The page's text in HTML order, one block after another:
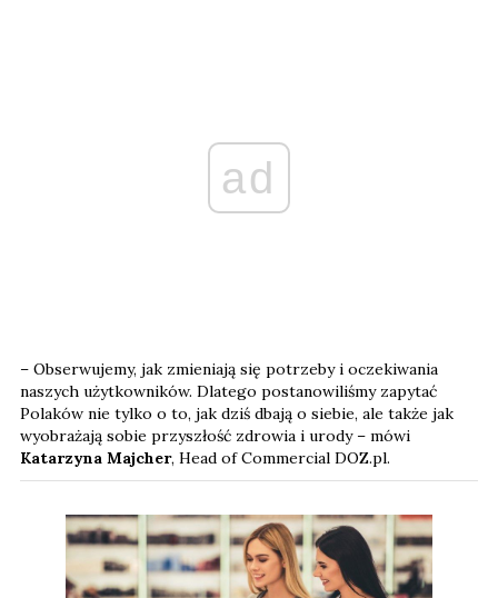
ad
– Obserwujemy, jak zmieniają się potrzeby i oczekiwania
naszych użytkowników. Dlatego postanowiliśmy zapytać
Polaków nie tylko o to, jak dziś dbają o siebie, ale także jak
wyobrażają sobie przyszłość zdrowia i urody – mówi
Katarzyna Majcher, Head of Commercial DOZ.pl.